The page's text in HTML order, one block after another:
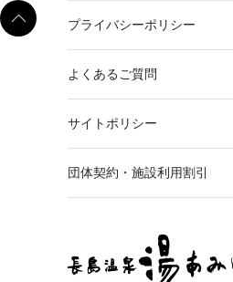
プライバシーポリシー
よくあるご質問
サイトポリシー
団体契約・施設利用割引